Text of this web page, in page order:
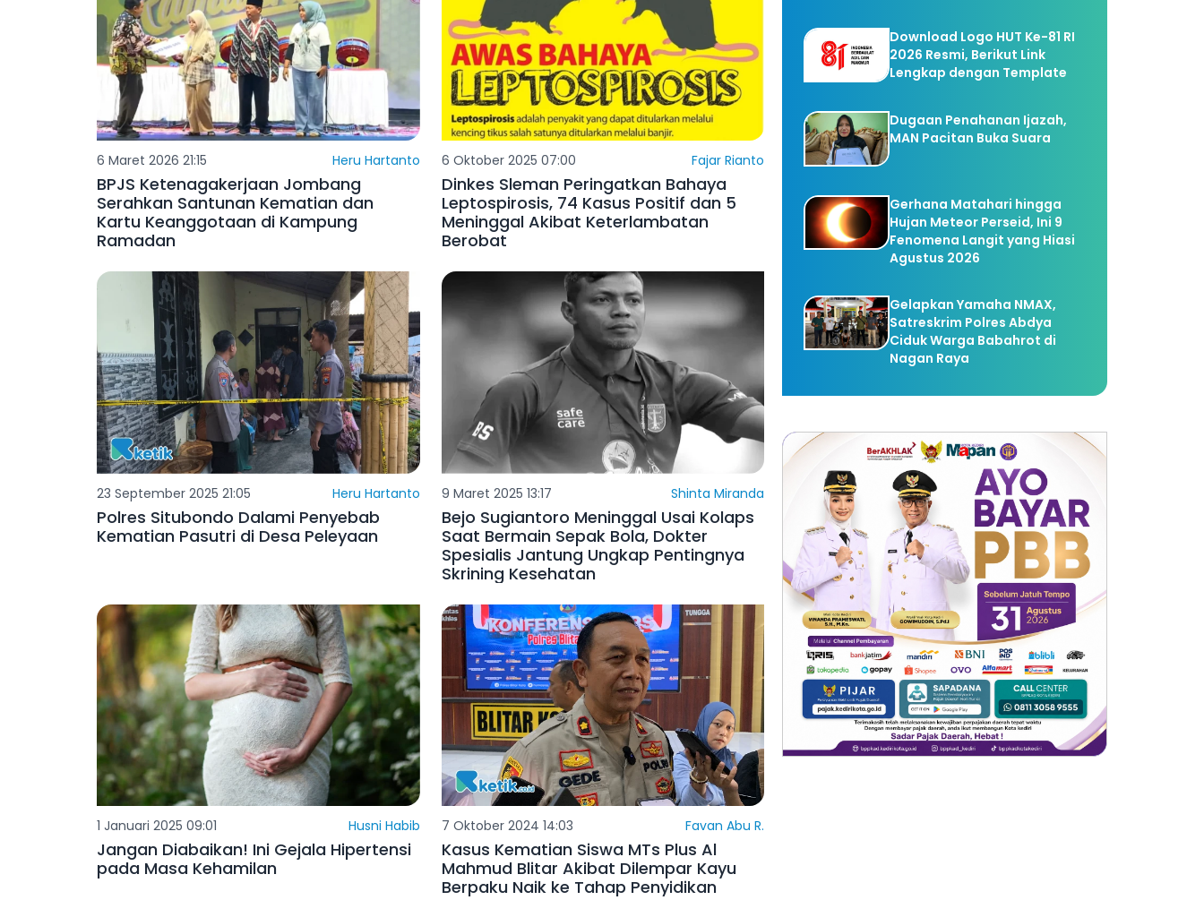
6 Maret 2026 21:15 Heru Hartanto
BPJS Ketenagakerjaan Jombang
Serahkan Santunan Kematian dan
Kartu Keanggotaan di Kampung
Ramadan
6 Oktober 2025 07:00 Fajar Rianto
Dinkes Sleman Peringatkan Bahaya
Leptospirosis, 74 Kasus Positif dan 5
Meninggal Akibat Keterlambatan
Berobat
23 September 2025 21:05 Heru Hartanto
Polres Situbondo Dalami Penyebab
Kematian Pasutri di Desa Peleyaan
9 Maret 2025 13:17 Shinta Miranda
Bejo Sugiantoro Meninggal Usai Kolaps
Saat Bermain Sepak Bola, Dokter
Spesialis Jantung Ungkap Pentingnya
Skrining Kesehatan
1 Januari 2025 09:01 Husni Habib
Jangan Diabaikan! Ini Gejala Hipertensi
pada Masa Kehamilan
7 Oktober 2024 14:03 Favan Abu R.
Kasus Kematian Siswa MTs Plus Al
Mahmud Blitar Akibat Dilempar Kayu
Berpaku Naik ke Tahap Penyidikan
Download Logo HUT Ke-81 RI
2026 Resmi, Berikut Link
Lengkap dengan Template
Dugaan Penahanan Ijazah,
MAN Pacitan Buka Suara
Gerhana Matahari hingga
Hujan Meteor Perseid, Ini 9
Fenomena Langit yang Hiasi
Agustus 2026
Gelapkan Yamaha NMAX,
Satreskrim Polres Abdya
Ciduk Warga Babahrot di
Nagan Raya